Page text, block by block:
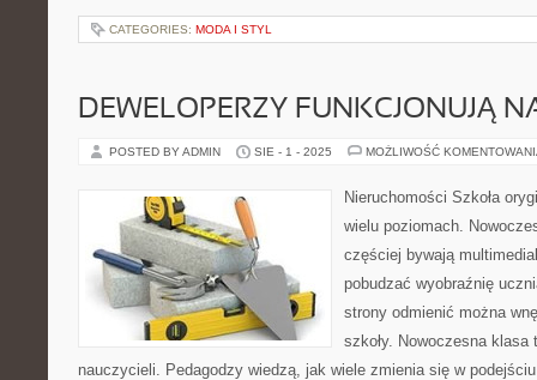
CATEGORIES: MODA I STYL
DEWELOPERZY FUNKCJONUJĄ
POSTED BY ADMIN SIE - 1 - 2025 MOŻLIWOŚĆ
Nieruchomości Szkoła
wielu poziomach.
częściej bywają
pobudzać wyobraźnię
strony odmienić można
szkoły. Nowoczesna klasa
nauczycieli. Pedagodzy wiedzą, jak wiele zmienia się w